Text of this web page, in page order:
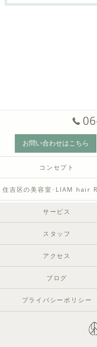
お問い合わせはこちら
コンセプト
サービス
スタッフ
アクセス
ブログ
プライバシーポリシー